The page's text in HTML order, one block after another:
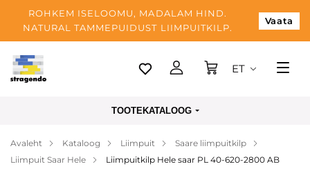
ROHKEM ISELOOMU, MADALAM HIND.
NATURAL TAMMEPUIDUST LIIMPUITKILP.
Vaata
Tallinn
Makse
ET
TOOTEKATALOOG
Avaleht Kataloog Liimpuit
Saare liimpuitkilp
Liimpuit Saar Hele
Liimpuitkilp Hele saar PL 40-620-2800 AB